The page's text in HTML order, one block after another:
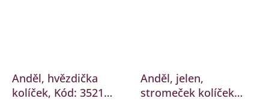
Anděl, hvězdička
kolíček, Kód: 3521
Anděl, jelen,
stromeček kolíček